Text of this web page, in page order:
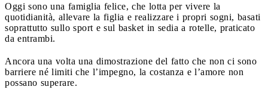
Oggi sono una famiglia felice, che lotta per vivere la
quotidianità, allevare la figlia e realizzare i propri sogni, basati
soprattutto sullo sport e sul basket in sedia a rotelle, praticato
da entrambi.
Ancora una volta una dimostrazione del fatto che non ci sono
barriere né limiti che l’impegno, la costanza e l’amore non
possano superare.